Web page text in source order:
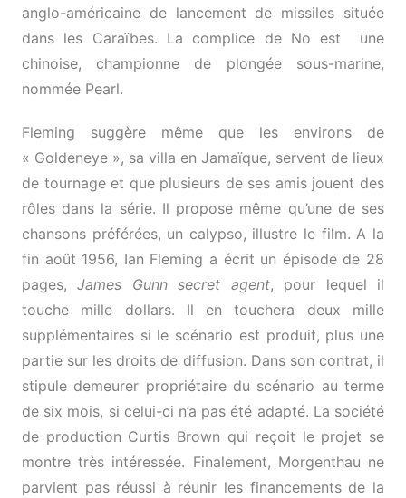
anglo-américaine de lancement de missiles située
dans les Caraïbes. La complice de No est une
chinoise, championne de plongée sous-marine,
nommée Pearl.
Fleming suggère même que les environs de
« Goldeneye », sa villa en Jamaïque, servent de lieux
de tournage et que plusieurs de ses amis jouent des
rôles dans la série. Il propose même qu’une de ses
chansons préférées, un calypso, illustre le film. A la
fin août 1956, Ian Fleming a écrit un épisode de 28
pages,James Gunn secret agent, pour lequel il
touche mille dollars. Il en touchera deux mille
supplémentaires si le scénario est produit, plus une
partie sur les droits de diffusion. Dans son contrat, il
stipule demeurer propriétaire du scénario au terme
de six mois, si celui-ci n’a pas été adapté. La société
de production Curtis Brown qui reçoit le projet se
montre très intéressée. Finalement, Morgenthau ne
parvient pas réussi à réunir les financements de la